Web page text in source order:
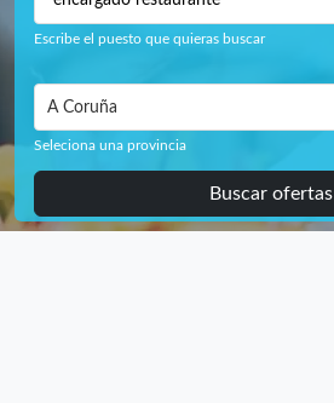
Escribe el puesto que quieras buscar
A Coruña
Seleciona una provincia
Buscar ofertas